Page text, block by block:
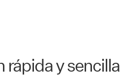
rápida y sencilla